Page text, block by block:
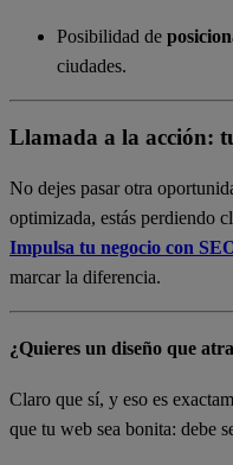
Posibilidad de
ciudades.
Llamada a la acción:
No dejes pasar otra
optimizada, estás perdiendo
Impulsa tu negocio con
marcar la diferencia.
¿Quieres un diseño que
Claro que sí, y eso es
que tu web sea bonita: debe